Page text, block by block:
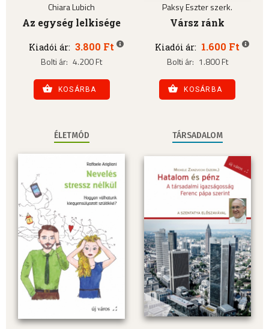
Chiara Lubich
Az egység lelkisége
Kiadói ár: 3.800 Ft
Bolti ár: 4.200 Ft
KOSÁRBA
Paksy Eszter szerk.
Vársz ránk
Kiadói ár: 1.600 Ft
Bolti ár: 1.800 Ft
KOSÁRBA
ÉLETMÓD TÁRSADALOM